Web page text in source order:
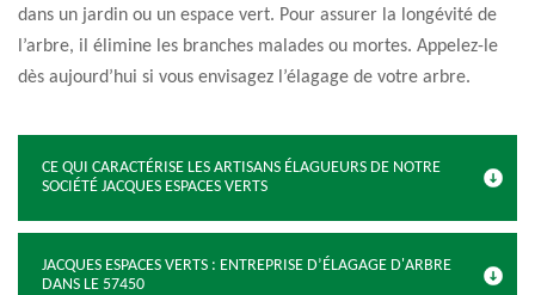
dans un jardin ou un espace vert. Pour assurer la longévité de
l’arbre, il élimine les branches malades ou mortes. Appelez-le
dès aujourd’hui si vous envisagez l’élagage de votre arbre.
CE QUI CARACTÉRISE LES ARTISANS ÉLAGUEURS DE NOTRE
SOCIÉTÉ JACQUES ESPACES VERTS
JACQUES ESPACES VERTS : ENTREPRISE D’ÉLAGAGE D'ARBRE
DANS LE 57450